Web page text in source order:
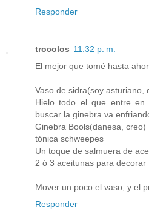
Responder
trocolos 11:32 p. m.
El mejor que tomé hasta
Vaso de sidra(soy asturiano,
Hielo todo el que entre
buscar la ginebra va
Ginebra Bools(danesa, creo)
tónica schweepes
Un toque de salmuera de
2 ó 3 aceitunas para decorar
Mover un poco el vaso, y el
Responder